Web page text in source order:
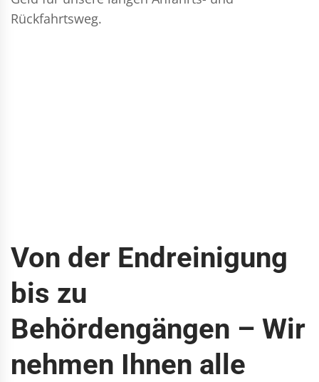
Rückfahrtsweg.
Von der Endreinigung
bis zu
Behördengängen – Wir
nehmen Ihnen alle